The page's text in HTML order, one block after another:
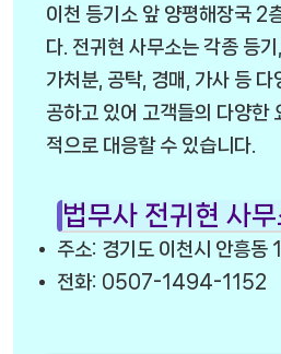
이천 등기소 앞 양평해장국 2
다. 전귀현 사무소는 각종 등
가처분, 공탁, 경매, 가사 등 다
공하고 있어 고객들의 다양한
적으로 대응할 수 있습니다.
법무사 전귀현 사
주소: 경기도 이천시 안흥동
전화: 0507-1494-1152